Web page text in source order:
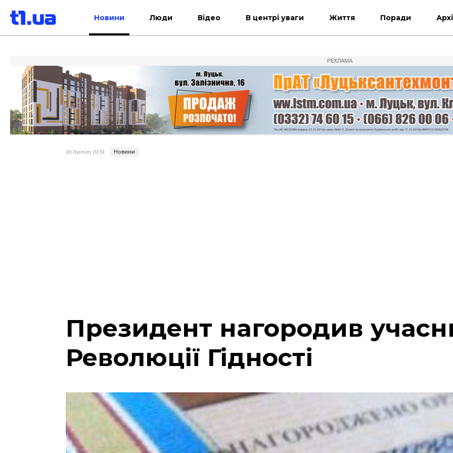
Новини Люди Відео В центрі уваги Життя Поради
РЕКЛАМА
20 Лютого 2019 Новини
Президент нагородив
Революції Гідності